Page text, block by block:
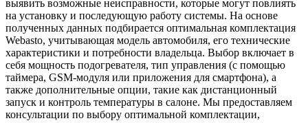
выявить возможные неисправности, которые могут повлиять
на установку и последующую работу системы. На основе
полученных данных подбирается оптимальная комплектация
Webasto, учитывающая модель автомобиля, его технические
характеристики и потребности владельца. Выбор включает в
себя мощность подогревателя, тип управления (с помощью
таймера, GSM-модуля или приложения для смартфона), а
также дополнительные опции, такие как дистанционный
запуск и контроль температуры в салоне. Мы предоставляем
консультации по выбору оптимальной комплектации,